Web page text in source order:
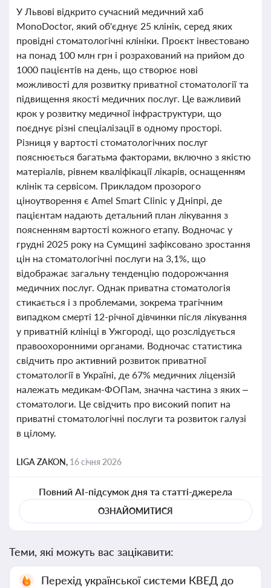
У Львові відкрито сучасний медичний хаб
MonoDoctor, який об'єднує 25 клінік, серед яких
провідні стоматологічні клініки. Проєкт інвестовано
на понад 100 млн грн і розрахований на прийом до
1000 пацієнтів на день, що створює нові
можливості для розвитку приватної стоматології та
підвищення якості медичних послуг. Це важливий
крок у розвитку медичної інфраструктури, що
поєднує різні спеціалізації в одному просторі.
Різниця у вартості стоматологічних послуг
пояснюється багатьма факторами, включно з якістю
матеріалів, рівнем кваліфікації лікарів, оснащенням
клінік та сервісом. Прикладом прозорого
ціноутворення є Amel Smart Clinic у Дніпрі, де
пацієнтам надають детальний план лікування з
поясненням вартості кожного етапу. Водночас у
грудні 2025 року на Сумщині зафіксовано зростання
цін на стоматологічні послуги на 3,1%, що
відображає загальну тенденцію подорожчання
медичних послуг. Однак приватна стоматологія
стикається і з проблемами, зокрема трагічним
випадком смерті 12-річної дівчинки після лікування
у приватній клініці в Ужгороді, що розслідується
правоохоронними органами. Водночас статистика
свідчить про активний розвиток приватної
стоматології в Україні, де 67% медичних ліцензій
належать медикам-ФОПам, значна частина з яких –
стоматологи. Це свідчить про високий попит на
приватні стоматологічні послуги та розвиток галузі
в цілому.
LIGA ZAKON, 16 січня 2026
Повний AI-підсумок дня та статті-джерела
ОЗНАЙОМИТИСЯ
Теми, які можуть вас зацікавити:
Перехід української системи КВЕД до